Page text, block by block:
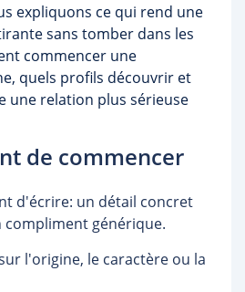
expliquons ce qui rend une
sans tomber dans les
commencer une
quels profils découvrir et
une relation plus sérieuse
de commencer
d'écrire: un détail concret
générique.
l'origine, le caractère ou la